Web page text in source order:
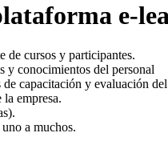
e-
de cursos y participantes.
y conocimientos del personal
capacitación y evaluación
empresa.
a muchos.